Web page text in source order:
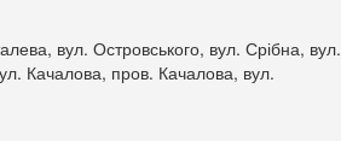
вул. Островського, вул. Срібна, вул.
Качалова, пров. Качалова, вул.